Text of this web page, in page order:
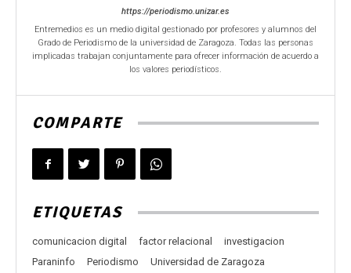
https://periodismo.unizar.es
Entremedios es un medio digital gestionado por profesores y alumnos del
Grado de Periodismo de la universidad de Zaragoza. Todas las personas
implicadas trabajan conjuntamente para ofrecer información de acuerdo a
los valores periodísticos.
COMPARTE
ETIQUETAS
comunicacion digital factor relacional
investigacion
Paraninfo
Periodismo Universidad de Zaragoza